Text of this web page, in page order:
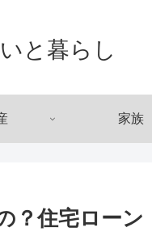
と暮らし
家族
？住宅ローン